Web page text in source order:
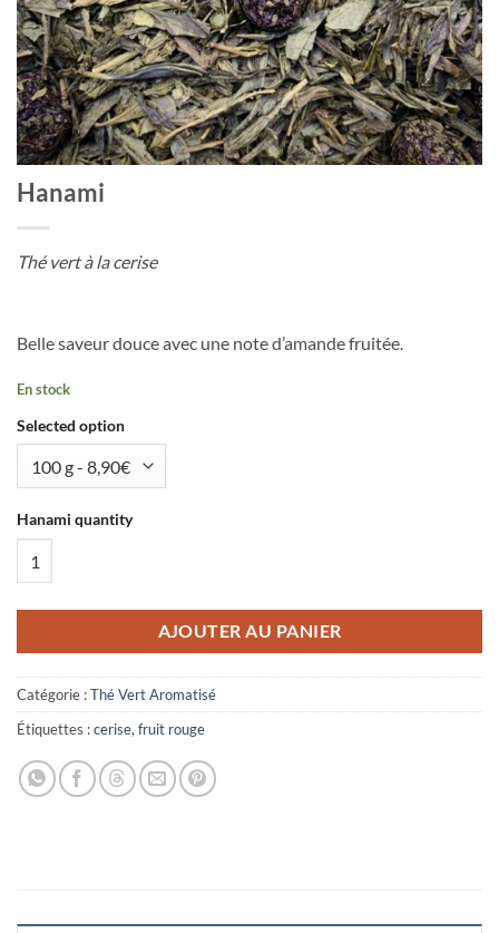
Hanami
Thé vert à la cerise
Belle saveur douce avec une note d’amande fruitée.
En stock
Selected option
Hanami quantity
AJOUTER AU PANIER
Catégorie :Thé Vert Aromatisé
Étiquettes :cerise, fruit rouge